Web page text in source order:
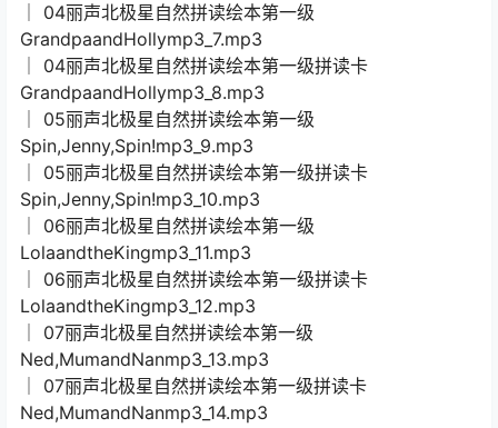
│ 04丽声北极星自然拼读绘本第一级
GrandpaandHollymp3_7.mp3
│ 04丽声北极星自然拼读绘本第一级拼读卡
GrandpaandHollymp3_8.mp3
│ 05丽声北极星自然拼读绘本第一级
Spin,Jenny,Spin!mp3_9.mp3
│ 05丽声北极星自然拼读绘本第一级拼读卡
Spin,Jenny,Spin!mp3_10.mp3
│ 06丽声北极星自然拼读绘本第一级
LolaandtheKingmp3_11.mp3
│ 06丽声北极星自然拼读绘本第一级拼读卡
LolaandtheKingmp3_12.mp3
│ 07丽声北极星自然拼读绘本第一级
Ned,MumandNanmp3_13.mp3
│ 07丽声北极星自然拼读绘本第一级拼读卡
Ned,MumandNanmp3_14.mp3